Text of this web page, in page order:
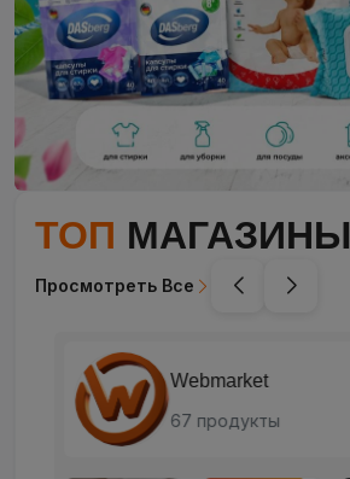
ТОП МАГАЗИНЫ
Просмотреть Все
Webmarket
67 продукты